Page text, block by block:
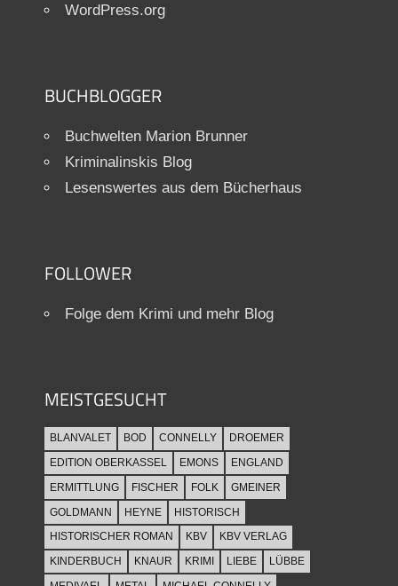
WordPress.org
BUCHBLOGGER
Buchwelten Marion Brunner
Kriminalinskis Blog
Lesenswertes aus dem Bücherhaus
FOLLOWER
Folge dem Krimi und mehr Blog
MEISTGESUCHT
BLANVALET BOD CONNELLY
DROEMER
EDITION OBERKASSEL
EMONS
ENGLAND
ERMITTLUNG
FISCHER FOLK
GMEINER
GOLDMANN
HEYNE
HISTORISCH
HISTORISCHER ROMAN
KBV
KBV VERLAG
KINDERBUCH
KNAUR KRIMI LIEBE
LÜBBE